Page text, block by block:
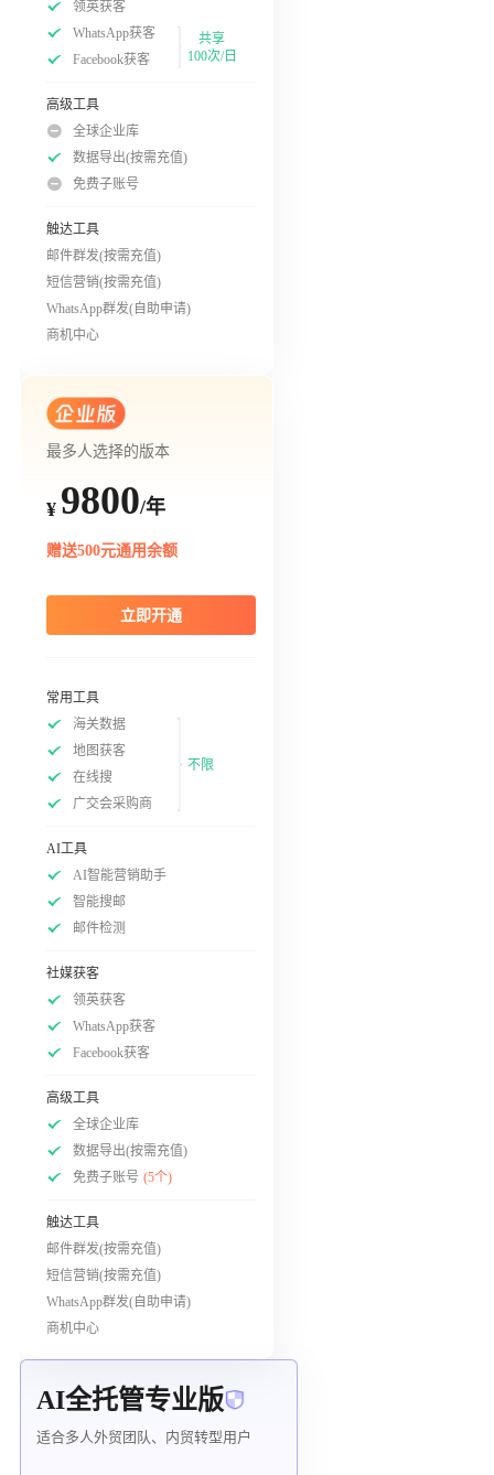
领英获客
WhatsApp获客
Facebook获客
共享
100次/日
高级工具
全球企业库
数据导出(按需充值)
免费子账号
触达工具
邮件群发(按需充值)
短信营销(按需充值)
WhatsApp群发(自助申请)
商机中心
最多人选择的版本
¥ 9800/年
赠送500元通用余额
立即开通
常用工具
海关数据
地图获客
在线搜
广交会采购商
不限
AI工具
AI智能营销助手
智能搜邮
邮件检测
社媒获客
领英获客
WhatsApp获客
Facebook获客
高级工具
全球企业库
数据导出(按需充值)
免费子账号 (5个)
触达工具
邮件群发(按需充值)
短信营销(按需充值)
WhatsApp群发(自助申请)
商机中心
AI全托管专业版
适合多人外贸团队、内贸转型用户